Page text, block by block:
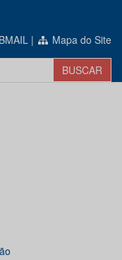
| Mapa do Site